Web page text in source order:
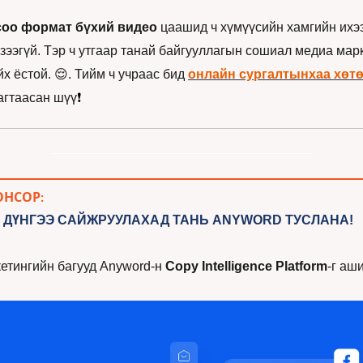
формат бүхий видео цаашид ч хүмүүсийн хамгийн
Тэр ч утгаар танай байгууллагын сошиал медиа
ёстой. 😌. Тийм ч учраас бид онлайн сургалтынхаа
шүү❗️
САЙЖРУУЛАХАД ТАНЬ ANYWORD ТУСЛАНА!
багууд Anyword-н Copy Intelligence Platform-г